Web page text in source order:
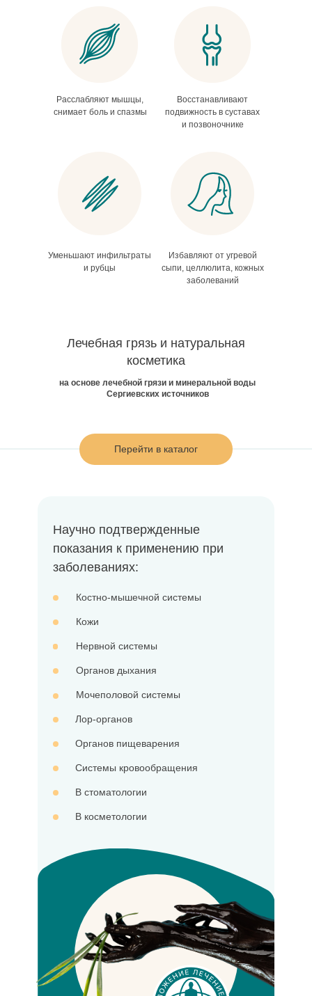
Избавляют от угревой
сыпи, целлюлита, кожных
заболеваний
Расслабляют мышцы,
снимает боль и спазмы
Восстанавливают
подвижность в суставах
и позвоночнике
Уменьшают инфильтраты
и рубцы
Лечебная грязь и натуральная
косметика
на основе лечебной грязи и минеральной воды
Сергиевских источников
Перейти в каталог
Научно подтвержденные
показания к применению при
заболеваниях:
Костно-мышечной системы
Кожи
Нервной системы
Органов дыхания
Мочеполовой системы
Лор-органов
Органов пищеварения
Системы кровообращения
В стоматологии
В косметологии